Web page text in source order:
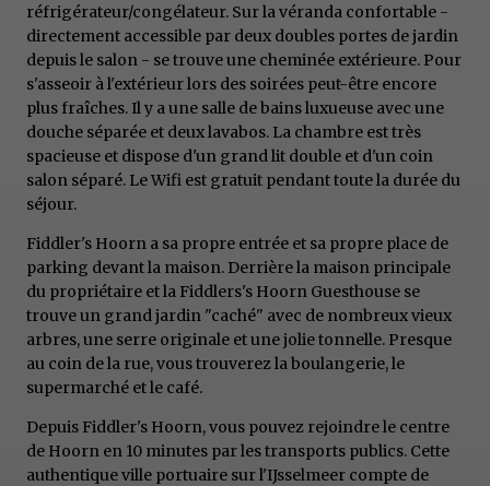
réfrigérateur/congélateur. Sur la véranda confortable -
directement accessible par deux doubles portes de jardin
depuis le salon - se trouve une cheminée extérieure. Pour
s'asseoir à l'extérieur lors des soirées peut-être encore
plus fraîches. Il y a une salle de bains luxueuse avec une
douche séparée et deux lavabos. La chambre est très
spacieuse et dispose d'un grand lit double et d'un coin
salon séparé. Le Wifi est gratuit pendant toute la durée du
séjour.
Fiddler's Hoorn a sa propre entrée et sa propre place de
parking devant la maison. Derrière la maison principale
du propriétaire et la Fiddlers's Hoorn Guesthouse se
trouve un grand jardin "caché" avec de nombreux vieux
arbres, une serre originale et une jolie tonnelle. Presque
au coin de la rue, vous trouverez la boulangerie, le
supermarché et le café.
Depuis Fiddler's Hoorn, vous pouvez rejoindre le centre
de Hoorn en 10 minutes par les transports publics. Cette
authentique ville portuaire sur l'IJsselmeer compte de